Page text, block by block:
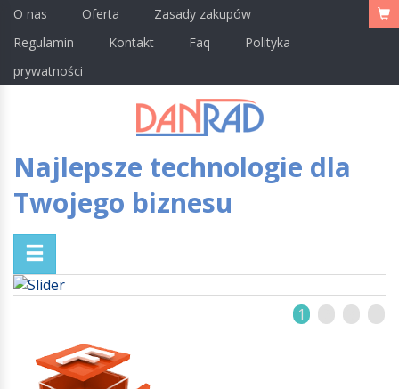
O nas Oferta
Zasady zakupów
Regulamin
Kontakt Faq
Polityka
prywatności
Najlepsze technologie dla
Twojego biznesu
1